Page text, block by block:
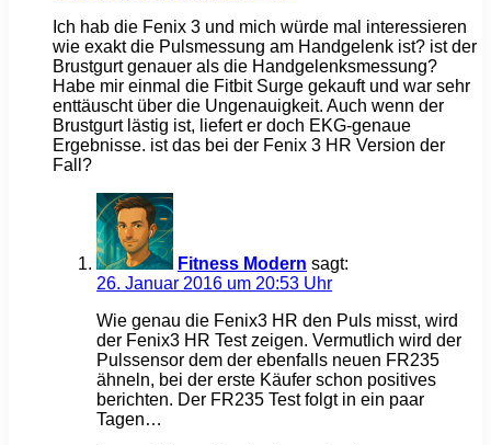
Ich hab die Fenix 3 und mich würde mal interessieren
wie exakt die Pulsmessung am Handgelenk ist? ist der
Brustgurt genauer als die Handgelenksmessung?
Habe mir einmal die Fitbit Surge gekauft und war sehr
enttäuscht über die Ungenauigkeit. Auch wenn der
Brustgurt lästig ist, liefert er doch EKG-genaue
Ergebnisse. ist das bei der Fenix 3 HR Version der
Fall?
Fitness Modern sagt:
26. Januar 2016 um 20:53 Uhr
Wie genau die Fenix3 HR den Puls misst, wird
der Fenix3 HR Test zeigen. Vermutlich wird der
Pulssensor dem der ebenfalls neuen FR235
ähneln, bei der erste Käufer schon positives
berichten. Der FR235 Test folgt in ein paar
Tagen…